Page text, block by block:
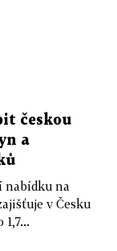
českou
a
nabídku na
v Česku